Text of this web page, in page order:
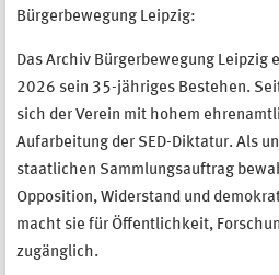
Bürgerbewegung Leipzig:
Das Archiv Bürgerbewegung Leipzig
2026 sein 35-jähriges Bestehen.
sich der Verein mit hohem
Aufarbeitung der SED-Diktatur. Als
staatlichen Sammlungsauftrag
Opposition, Widerstand und
macht sie für Öffentlichkeit,
zugänglich.